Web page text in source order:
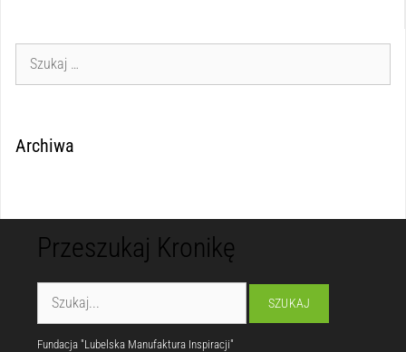
Archiwa
Przeszukaj Kronikę
Fundacja "Lubelska Manufaktura Inspiracji"